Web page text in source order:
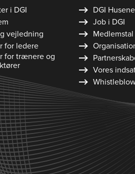
i DGI
vejledning
for ledere
for trænere og
DGI Husene
Job i DGI
Medlemstal
Vores